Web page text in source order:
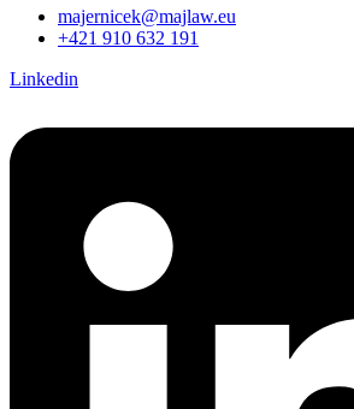
majernicek@majlaw.eu
+421 910 632 191
Linkedin